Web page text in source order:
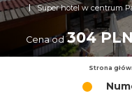
Super hotel w centrum
Cena od 304
Strona